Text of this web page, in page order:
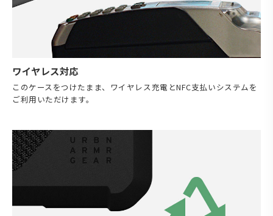
ワイヤレス対応
このケースをつけたまま、ワイヤレス充電とNFC支払いシステムを
ご利用いただけます。